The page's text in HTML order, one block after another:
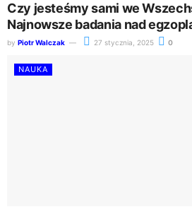
Czy jesteśmy sami we
Najnowsze badania nad
by Piotr Walczak 27 stycznia, 2025 0
NAUKA